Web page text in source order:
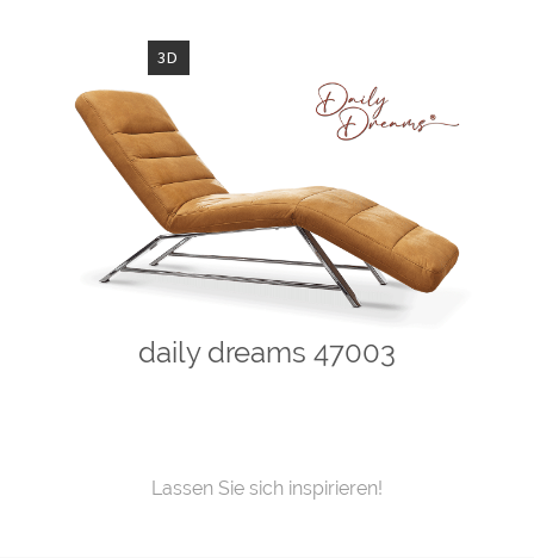
3D
daily dreams 47003
Lassen Sie sich inspirieren!